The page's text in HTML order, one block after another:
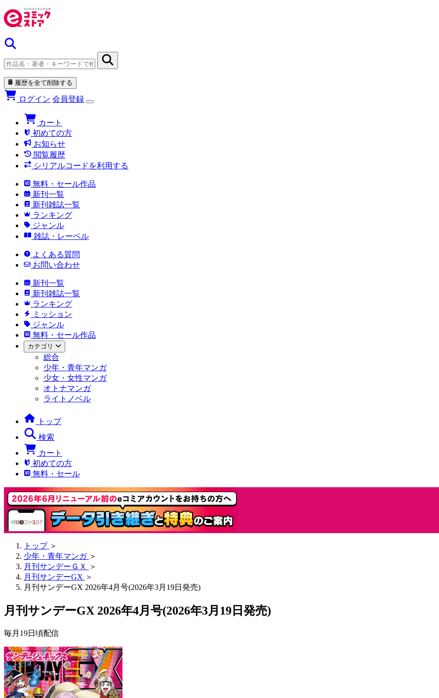
履歴を全て削除する
ログイン 会員登録
カート
初めての方
お知らせ
閲覧履歴
シリアルコードを利用する
無料・セール作品
新刊一覧
新刊雑誌一覧
ランキング
ジャンル
雑誌・レーベル
よくある質問
お問い合わせ
新刊一覧
新刊雑誌一覧
ランキング
ミッション
ジャンル
無料・セール作品
カテゴリ
総合
少年・青年マンガ
少女・女性マンガ
オトナマンガ
ライトノベル
トップ
検索
カート
初めての方
無料・セール
トップ ＞
少年・青年マンガ ＞
月刊サンデーＧＸ
＞
月刊サンデーGX ＞
月刊サンデーGX 2026年4月号(2026年3月19日発売)
月刊サンデーGX 2026年4月号(2026年3月19日発売)
毎月19日頃配信